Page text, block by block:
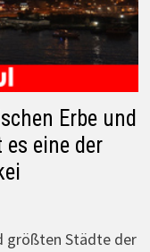
Erbe und
eine der
größten Städte der